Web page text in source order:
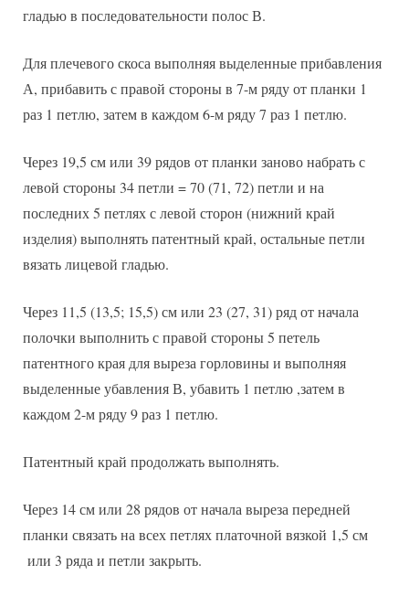
гладью в последовательности полос В.
Для плечевого скоса выполняя выделенные прибавления
А, прибавить с правой стороны в 7-м ряду от планки 1
раз 1 петлю, затем в каждом 6-м ряду 7 раз 1 петлю.
Через 19,5 см или 39 рядов от планки заново набрать с
левой стороны 34 петли = 70 (71, 72) петли и на
последних 5 петлях с левой сторон (нижний край
изделия) выполнять патентный край, остальные петли
вязать лицевой гладью.
Через 11,5 (13,5; 15,5) см или 23 (27, 31) ряд от начала
полочки выполнить с правой стороны 5 петель
патентного края для выреза горловины и выполняя
выделенные убавления В, убавить 1 петлю ,затем в
каждом 2-м ряду 9 раз 1 петлю.
Патентный край продолжать выполнять.
Через 14 см или 28 рядов от начала выреза передней
планки связать на всех петлях платочной вязкой 1,5 см
или 3 ряда и петли закрыть.